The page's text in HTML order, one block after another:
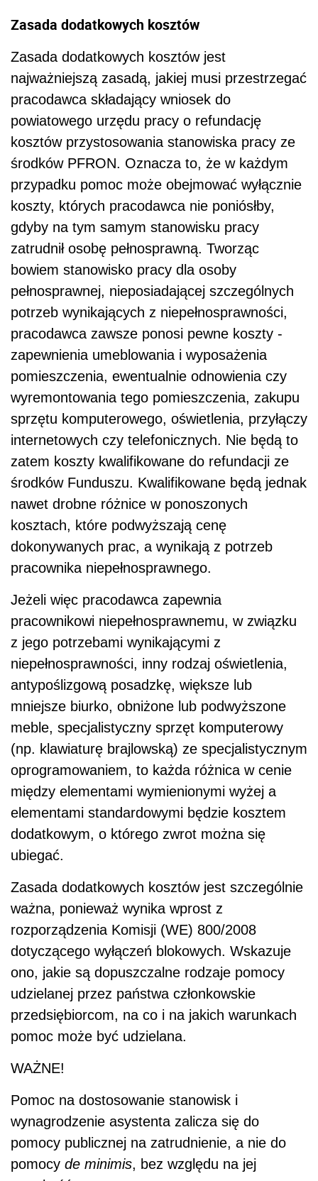
Zasada dodatkowych kosztów
Zasada dodatkowych kosztów jest
najważniejszą zasadą, jakiej musi przestrzegać
pracodawca składający wniosek do
powiatowego urzędu pracy o refundację
kosztów przystosowania stanowiska pracy ze
środków PFRON. Oznacza to, że w każdym
przypadku pomoc może obejmować wyłącznie
koszty, których pracodawca nie poniósłby,
gdyby na tym samym stanowisku pracy
zatrudnił osobę pełnosprawną. Tworząc
bowiem stanowisko pracy dla osoby
pełnosprawnej, nieposiadającej szczególnych
potrzeb wynikających z niepełnosprawności,
pracodawca zawsze ponosi pewne koszty -
zapewnienia umeblowania i wyposażenia
pomieszczenia, ewentualnie odnowienia czy
wyremontowania tego pomieszczenia, zakupu
sprzętu komputerowego, oświetlenia, przyłączy
internetowych czy telefonicznych. Nie będą to
zatem koszty kwalifikowane do refundacji ze
środków Funduszu. Kwalifikowane będą jednak
nawet drobne różnice w ponoszonych
kosztach, które podwyższają cenę
dokonywanych prac, a wynikają z potrzeb
pracownika niepełnosprawnego.
Jeżeli więc pracodawca zapewnia
pracownikowi niepełnosprawnemu, w związku
z jego potrzebami wynikającymi z
niepełnosprawności, inny rodzaj oświetlenia,
antypoślizgową posadzkę, większe lub
mniejsze biurko, obniżone lub podwyższone
meble, specjalistyczny sprzęt komputerowy
(np. klawiaturę brajlowską) ze specjalistycznym
oprogramowaniem, to każda różnica w cenie
między elementami wymienionymi wyżej a
elementami standardowymi będzie kosztem
dodatkowym, o którego zwrot można się
ubiegać.
Zasada dodatkowych kosztów jest szczególnie
ważna, ponieważ wynika wprost z
rozporządzenia Komisji (WE) 800/2008
dotyczącego wyłączeń blokowych. Wskazuje
ono, jakie są dopuszczalne rodzaje pomocy
udzielanej przez państwa członkowskie
przedsiębiorcom, na co i na jakich warunkach
pomoc może być udzielana.
WAŻNE!
Pomoc na dostosowanie stanowisk i
wynagrodzenie asystenta zalicza się do
pomocy publicznej na zatrudnienie, a nie do
pomocy de minimis, bez względu na jej